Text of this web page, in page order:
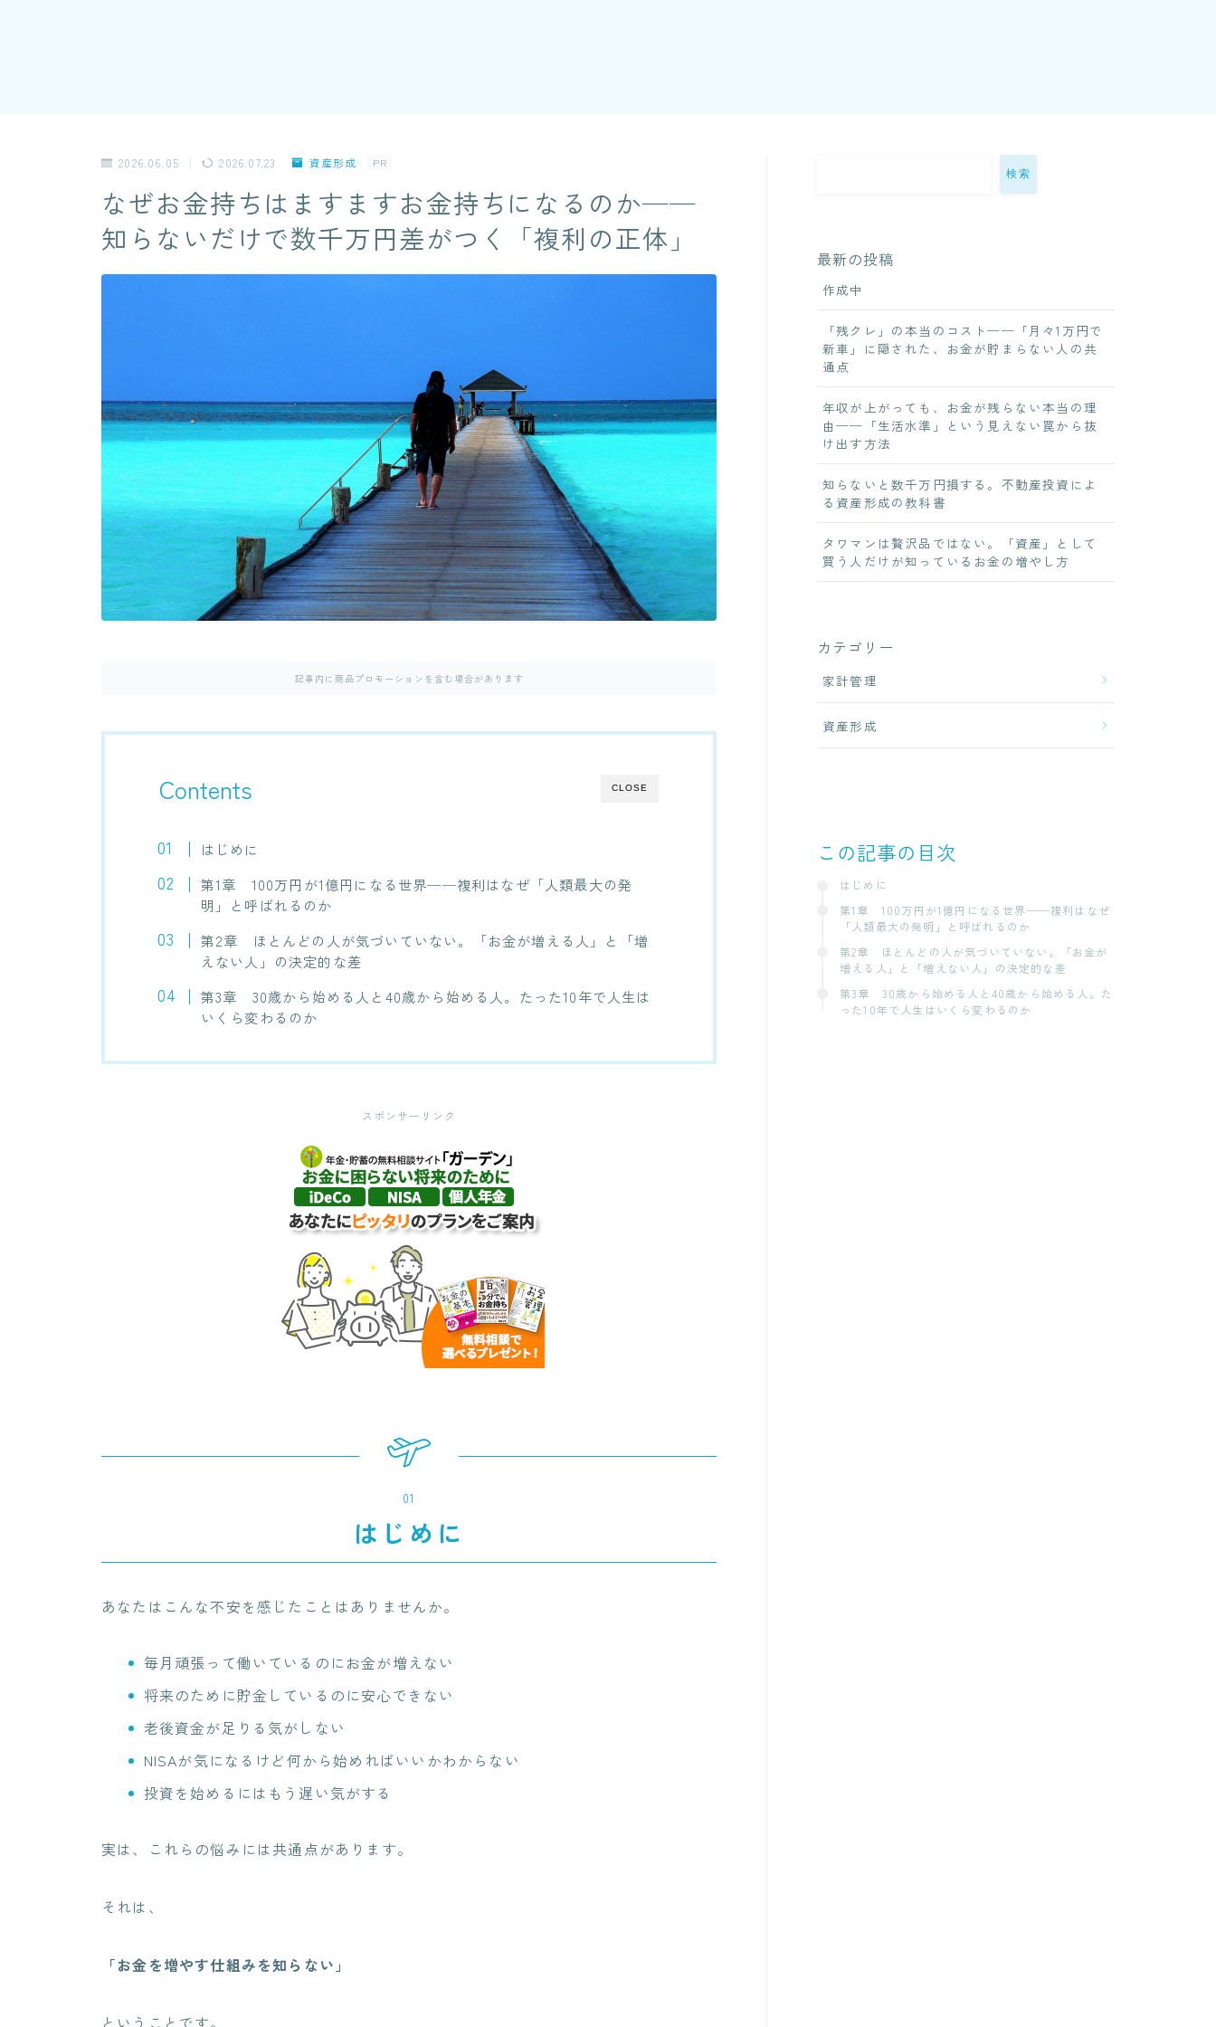
2026.06.05 2026.07.23 資産形成 PR
なぜお金持ちはますますお金持ちになるのか──
知らないだけで数千万円差がつく「複利の正体」
記事内に商品プロモーションを含む場合があります
CLOSE
Contents
はじめに
第1章 100万円が1億円になる世界──複利はなぜ「人類最大の発
明」と呼ばれるのか
第2章 ほとんどの人が気づいていない。「お金が増える人」と「増
えない人」の決定的な差
第3章 30歳から始める人と40歳から始める人。たった10年で人生は
いくら変わるのか
スポンサーリンク
01
はじめに
あなたはこんな不安を感じたことはありませんか。
毎月頑張って働いているのにお金が増えない
将来のために貯金しているのに安心できない
老後資金が足りる気がしない
NISAが気になるけど何から始めればいいかわからない
投資を始めるにはもう遅い気がする
実は、これらの悩みには共通点があります。
それは、
「お金を増やす仕組みを知らない」
ということです。
検索
最新の投稿
作成中
「残クレ」の本当のコスト──「月々1万円で
新車」に隠された、お金が貯まらない人の共
通点
年収が上がっても、お金が残らない本当の理
由──「生活水準」という見えない罠から抜
け出す方法
知らないと数千万円損する。不動産投資によ
る資産形成の教科書
タワマンは贅沢品ではない。「資産」として
買う人だけが知っているお金の増やし方
カテゴリー
家計管理
資産形成
この記事の目次
はじめに
第1章 100万円が1億円になる世界──複利はなぜ
「人類最大の発明」と呼ばれるのか
第2章 ほとんどの人が気づいていない。「お金が
増える人」と「増えない人」の決定的な差
第3章 30歳から始める人と40歳から始める人。た
った10年で人生はいくら変わるのか